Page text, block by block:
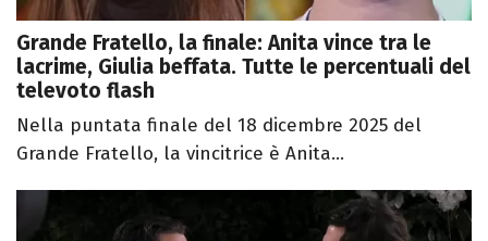
Grande Fratello, la finale: Anita vince tra le
lacrime, Giulia beffata. Tutte le percentuali del
televoto flash
Nella puntata finale del 18 dicembre 2025 del
Grande Fratello, la vincitrice è Anita...